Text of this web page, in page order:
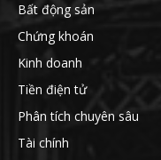
Bất động sản
Chứng khoán
Kinh doanh
Tiền điện tử
Phân tích chuyên sâu
Tài chính